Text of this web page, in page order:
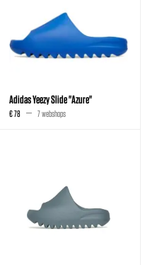
Adidas Yeezy Slide "Azure"
€ 78 7 webshops